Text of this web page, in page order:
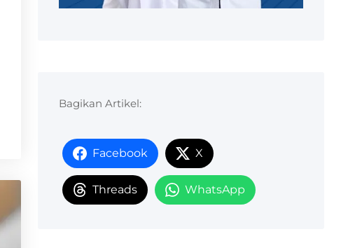
Bagikan Artikel:
Facebook X
Threads WhatsApp